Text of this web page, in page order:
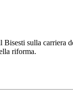
sulla carriera
riforma.